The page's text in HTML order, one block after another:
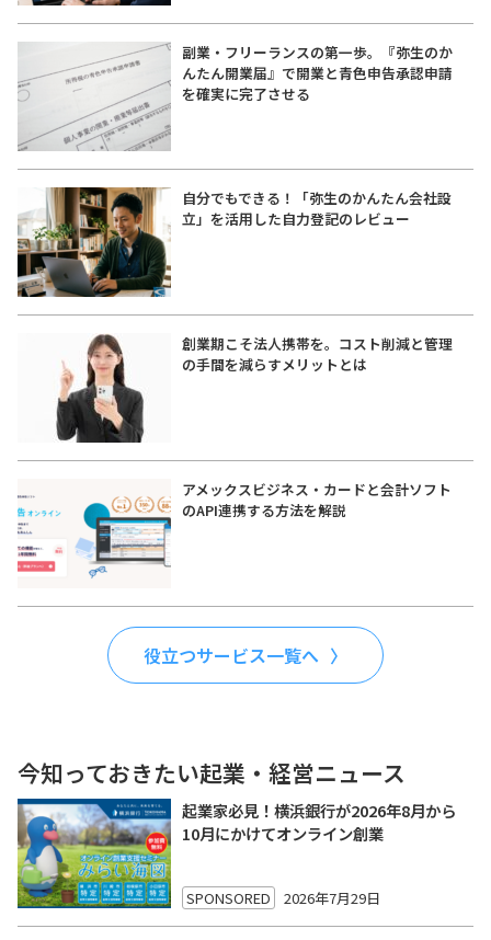
副業・フリーランスの第一歩。『弥生のか
んたん開業届』で開業と青色申告承認申請
を確実に完了させる
自分でもできる！「弥生のかんたん会社設
立」を活用した自力登記のレビュー
創業期こそ法人携帯を。コスト削減と管理
の手間を減らすメリットとは
アメックスビジネス・カードと会計ソフト
のAPI連携する方法を解説
役立つサービス一覧へ
今知っておきたい起業・経営ニュース
起業家必見！横浜銀行が2026年8月から
10月にかけてオンライン創業
SPONSORED 2026年7月29日